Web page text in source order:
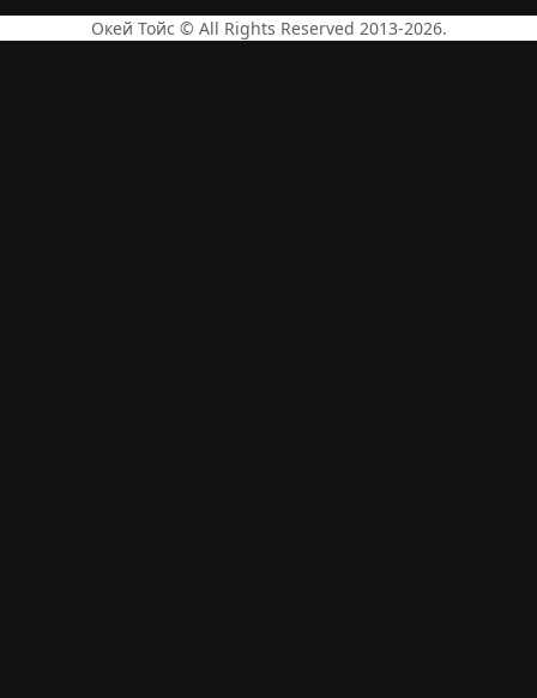
Окей Тойс © All Rights Reserved 2013-2026.